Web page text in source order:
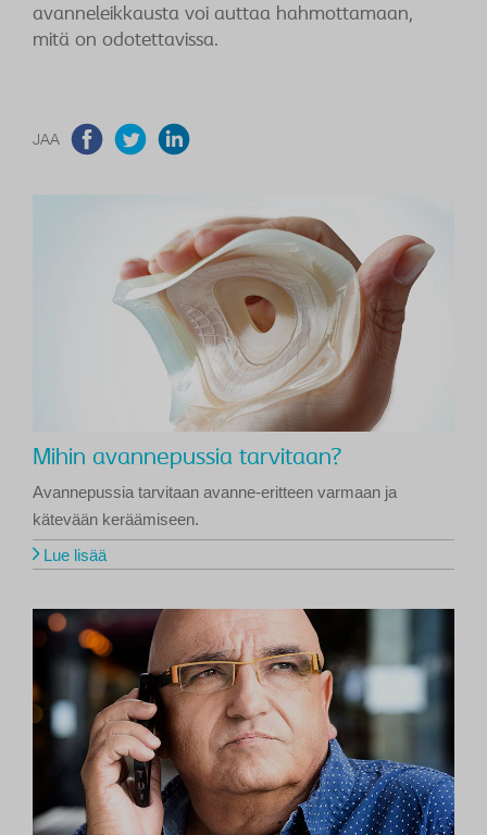
avanneleikkausta voi auttaa hahmottamaan,
mitä on odotettavissa.
JAA
Mihin avannepussia tarvitaan?
Avannepussia tarvitaan avanne-eritteen varmaan ja
kätevään keräämiseen.
Lue lisää